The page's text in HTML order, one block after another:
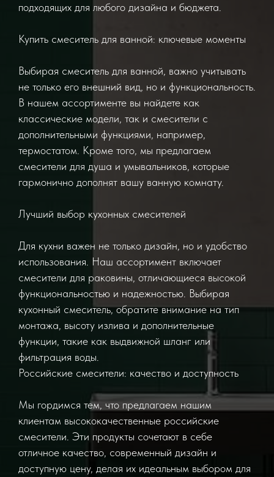
подходящих для любого дизайна и бюджета.
Купить смеситель для ванной: ключевые моменты
Выбирая смеситель для ванной, важно учитывать
не только его внешний вид, но и функциональность.
В нашем ассортименте вы найдете как
классические модели, так и смесители с
дополнительными функциями, например,
термостатом. Кроме того, мы предлагаем
смесители для душа и умывальников, которые
гармонично дополнят вашу ванную комнату.
Лучший выбор кухонных смесителей
Для кухни важен не только дизайн, но и удобство
использования. Наш ассортимент включает
смесители для раковины, отличающиеся высокой
функциональностью и надежностью. Выбирая
кухонный смеситель, обратите внимание на тип
монтажа, высоту излива и дополнительные
функции, такие как выдвижной шланг или
фильтрация воды.
Российские смесители: качество и доступность
Мы гордимся тем, что предлагаем нашим
клиентам высококачественные российские
смесители. Эти продукты сочетают в себе
отличное качество, современный дизайн и
доступную цену, делая их идеальным выбором для